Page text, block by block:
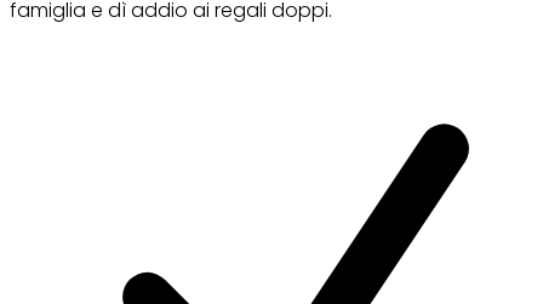
famiglia e dì addio ai regali doppi.